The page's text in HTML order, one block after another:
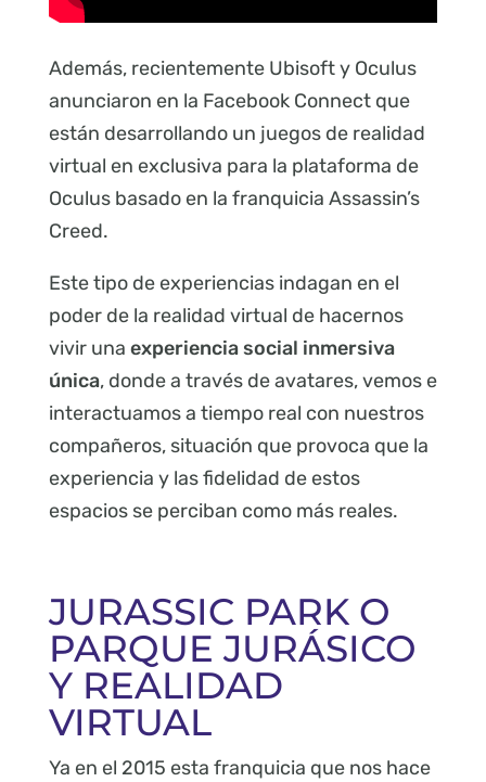
Además, recientemente Ubisoft y Oculus
anunciaron en la Facebook Connect que
están desarrollando un juegos de realidad
virtual en exclusiva para la plataforma de
Oculus basado en la franquicia Assassin’s
Creed.
Este tipo de experiencias indagan en el
poder de la realidad virtual de hacernos
vivir una experiencia social inmersiva
única, donde a través de avatares, vemos e
interactuamos a tiempo real con nuestros
compañeros, situación que provoca que la
experiencia y las fidelidad de estos
espacios se perciban como más reales.
JURASSIC PARK O
PARQUE JURÁSICO
Y REALIDAD
VIRTUAL
Ya en el 2015 esta franquicia que nos hace